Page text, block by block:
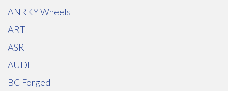
ANRKY Wheels
ART
ASR
AUDI
BC Forged